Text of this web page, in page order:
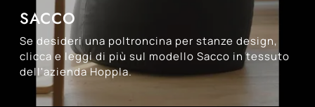
SACCO
Se desideri una poltroncina per stanze design,
clicca e leggi di più sul modello Sacco in tessuto
dell'azienda Hoppla.